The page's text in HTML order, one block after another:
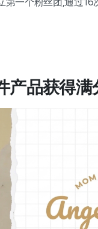
产品获得